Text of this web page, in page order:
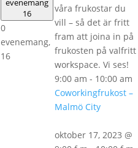
evenemang
16
0
evenemang,
16
våra frukostar du
vill – så det är fritt
fram att joina in på
frukosten på valfritt
workspace. Vi ses!
9:00 am - 10:00 am
Coworkingfrukost –
Malmö City
oktober 17, 2023 @